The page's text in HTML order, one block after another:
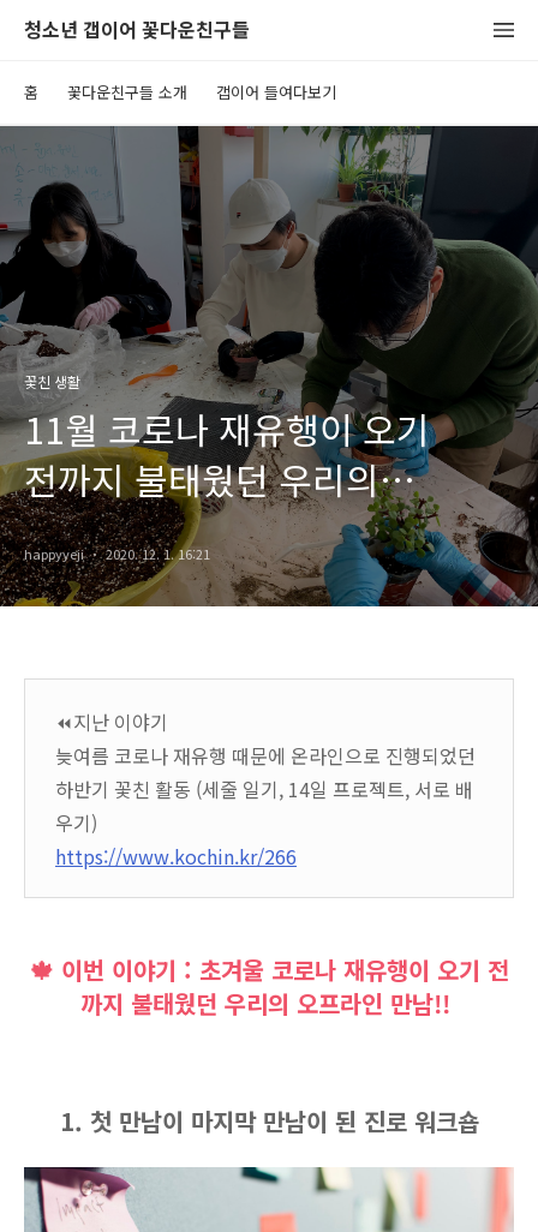
청소년 갭이어 꽃다운친구들
홈 꽃다운친구들 소개 갭이어 들여다보기
꽃친 생활
11월 코로나 재유행이 오기
전까지 불태웠던 우리의
오프라인 만남
happyyeji 2020. 12. 1. 16:21
⏪지난 이야기
늦여름 코로나 재유행 때문에 온라인으로 진행되었던
하반기 꽃친 활동 (세줄 일기, 14일 프로젝트, 서로 배
우기)
https://www.kochin.kr/266
🍁 이번 이야기 : 초겨울 코로나 재유행이 오기 전
까지 불태웠던 우리의 오프라인 만남!!
1. 첫 만남이 마지막 만남이 된 진로 워크숍